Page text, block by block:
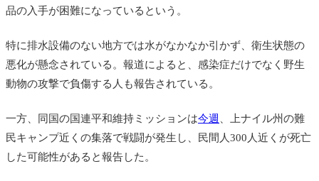
品の入手が困難になっているという。
特に排水設備のない地方では水がなかなか引かず、衛生状態の
悪化が懸念されている。報道によると、感染症だけでなく野生
動物の攻撃で負傷する人も報告されている。
一方、同国の国連平和維持ミッションは今週
、上ナイル州の難
民キャンプ近くの集落で戦闘が発生し、民間人300人近くが死亡
した可能性があると報告した。